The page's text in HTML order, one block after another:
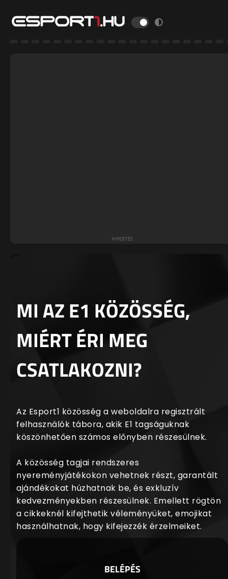
MI AZ E1 KÖZÖSSÉG,
MIÉRT ÉRI MEG
CSATLAKOZNI?
Az Esport1 közösség a weboldalra regisztrált
felhasználók tábora, akik E1 tagságuknak
köszönhetően számos előnyben részesülnek.
A közösség tagjai rendszeres
nyereményjátékokon vehetnek részt, garantált
ajándékokat húzhatnak be, és exkluzív
kedvezményekben részesülnek. Emellett rögtön
a cikkeknél kifejthetik véleményüket, emojikat
használhatnak, hogy kifejezzék érzelmeiket.
BELÉPÉS